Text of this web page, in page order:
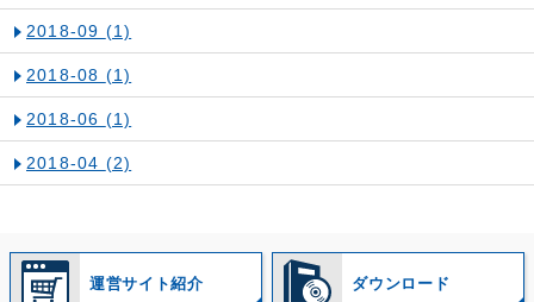
2018-09 (1)
2018-08 (1)
2018-06 (1)
2018-04 (2)
運営サイト紹介 ダウンロード